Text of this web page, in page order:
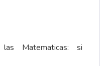
Matematicas: si